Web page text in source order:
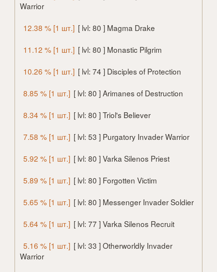
Warrior
12.38 % [1 шт.] [ lvl: 80 ] Magma Drake
11.12 % [1 шт.] [ lvl: 80 ] Monastic Pilgrim
10.26 % [1 шт.] [ lvl: 74 ] Disciples of Protection
8.85 % [1 шт.] [ lvl: 80 ] Arimanes of Destruction
8.34 % [1 шт.] [ lvl: 80 ] Triol's Believer
7.58 % [1 шт.] [ lvl: 53 ] Purgatory Invader Warrior
5.92 % [1 шт.] [ lvl: 80 ] Varka Silenos Priest
5.89 % [1 шт.] [ lvl: 80 ] Forgotten Victim
5.65 % [1 шт.] [ lvl: 80 ] Messenger Invader Soldier
5.64 % [1 шт.] [ lvl: 77 ] Varka Silenos Recruit
5.16 % [1 шт.] [ lvl: 33 ] Otherworldly Invader
Warrior